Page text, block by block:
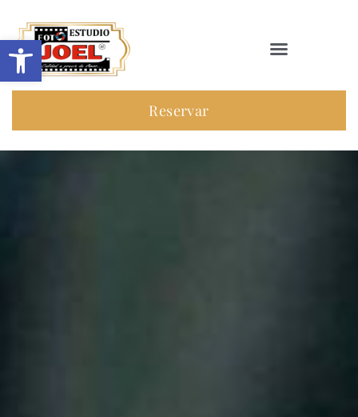
Abrir barra de herramientas
Reservar